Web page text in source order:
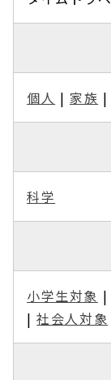
個人 |家族
科学
小学生対象 |
|社会人対象